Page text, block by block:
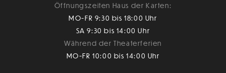
Öffnungszeiten Haus der Karten:
MO-FR 9:30 bis 18:00 Uhr
SA 9:30 bis 14:00 Uhr
Während der Theaterferien
MO-FR 10:00 bis 14:00 Uhr